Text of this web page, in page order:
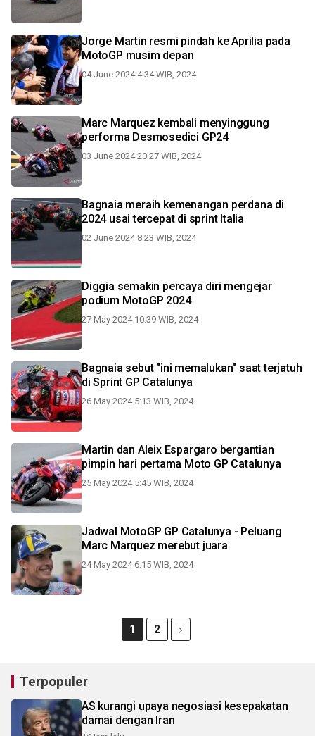
Jorge Martin resmi pindah ke Aprilia pada
MotoGP musim depan
04 June 2024 4:34 WIB, 2024
Marc Marquez kembali menyinggung
performa Desmosedici GP24
03 June 2024 20:27 WIB, 2024
Bagnaia meraih kemenangan perdana di
2024 usai tercepat di sprint Italia
02 June 2024 8:23 WIB, 2024
Diggia semakin percaya diri mengejar
podium MotoGP 2024
27 May 2024 10:39 WIB, 2024
Bagnaia sebut "ini memalukan" saat terjatuh
di Sprint GP Catalunya
26 May 2024 5:13 WIB, 2024
Martin dan Aleix Espargaro bergantian
pimpin hari pertama Moto GP Catalunya
25 May 2024 5:45 WIB, 2024
Jadwal MotoGP GP Catalunya - Peluang
Marc Marquez merebut juara
24 May 2024 6:15 WIB, 2024
1 2
Terpopuler
AS kurangi upaya negosiasi kesepakatan
damai dengan Iran